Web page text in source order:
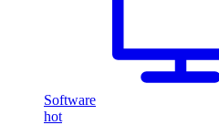
Software
hot